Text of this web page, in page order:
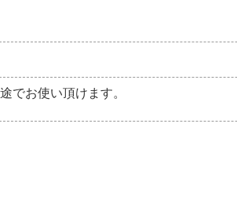
でお使い頂けます。